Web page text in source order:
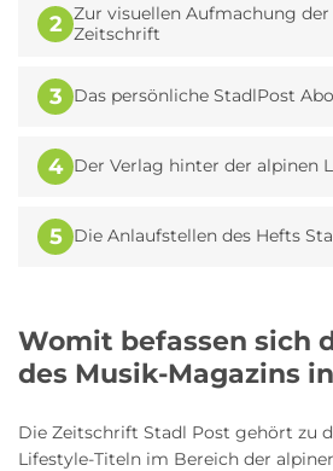
Womit befassen sich
des Musik-Magazins
Die Zeitschrift Stadl Post gehört zu
Lifestyle-Titeln im Bereich der
2 Zur visuellen Aufmachung
Zeitschrift
3 Das persönliche StadlPost
4 Der Verlag hinter der alpinen
5 Die Anlaufstellen des Hefts